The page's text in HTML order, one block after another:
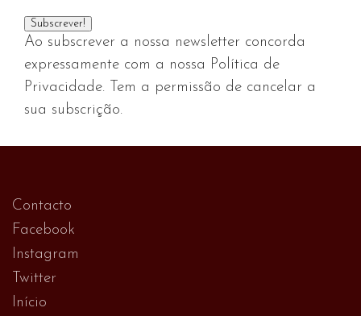
Ao subscrever a nossa newsletter concorda
expressamente com a nossa Política de
Privacidade. Tem a permissão de cancelar a
sua subscrição.
Contacto
Facebook
Instagram
Twitter
Início